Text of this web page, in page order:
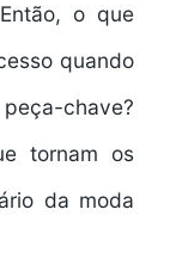
o que
quando
chave?
tornam os
da moda